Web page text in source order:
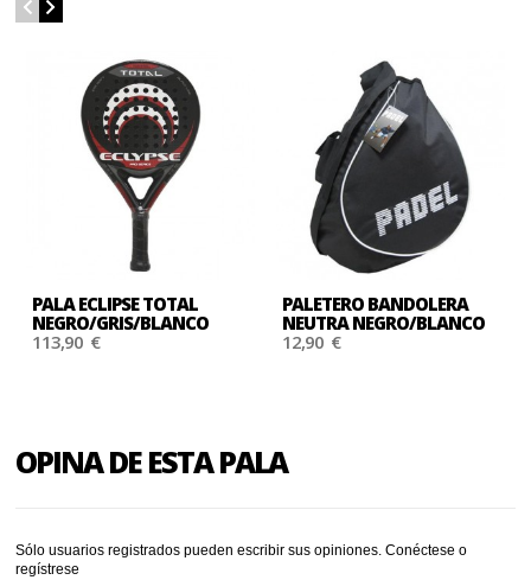
PALA ECLIPSE TOTAL
NEGRO/GRIS/BLANCO
113,90 €
PALETERO BANDOLERA
NEUTRA NEGRO/BLANCO
12,90 €
OPINA DE ESTA PALA
Sólo usuarios registrados pueden escribir sus opiniones.Conéctese o
regístrese